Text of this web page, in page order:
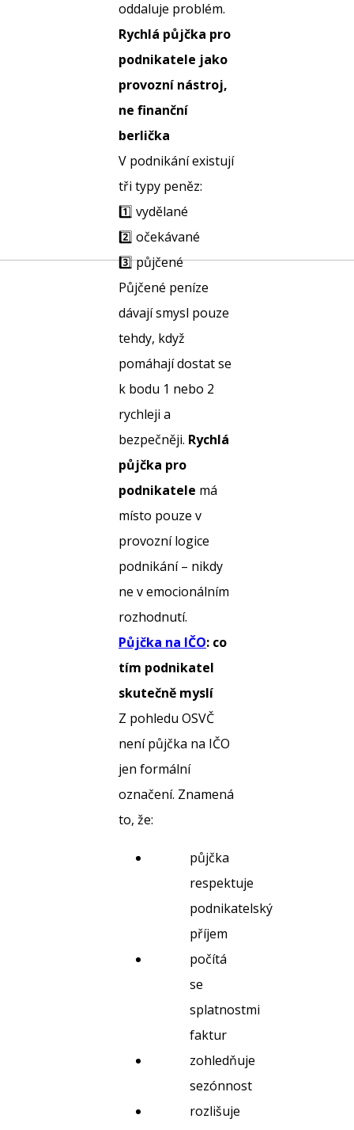
oddaluje problém.
Rychlá půjčka pro
podnikatele jako
provozní nástroj,
ne finanční
berlička
V podnikání existují
tři typy peněz:
1️⃣ vydělané
2️⃣ očekávané
3️⃣ půjčené
Půjčené peníze
dávají smysl pouze
tehdy, když
pomáhají dostat se
k bodu 1 nebo 2
rychleji a
bezpečněji. Rychlá
půjčka pro
podnikatele má
místo pouze v
provozní logice
podnikání – nikdy
ne v emocionálním
rozhodnutí.
Půjčka na IČO: co
tím podnikatel
skutečně myslí
Z pohledu OSVČ
není půjčka na IČO
jen formální
označení. Znamená
to, že:
půjčka
respektuje
podnikatelský
příjem
počítá
se
splatnostmi
faktur
zohledňuje
sezónnost
rozlišuje